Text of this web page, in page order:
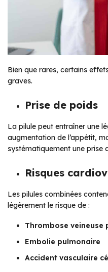
Bien que rares, certains
graves.
Prise de poids
La pilule peut entraîner une
augmentation de l’appétit,
systématiquement une prise
Risques
Les pilules combinées
légèrement le risque de :
Thrombose
Embolie pulmonaire
Accident vasculaire